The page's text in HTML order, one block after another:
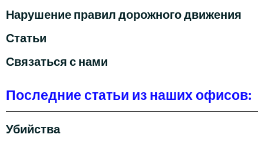
Нарушение правил дорожного движения
Статьи
Связаться с нами
Последние статьи из наших офисов:
Убийства